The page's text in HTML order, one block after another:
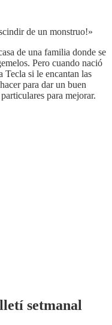
de un monstruo!»
de una familia donde se
Pero cuando nació
Tecla si le encantan las
para dar un buen
para mejorar.
setmanal